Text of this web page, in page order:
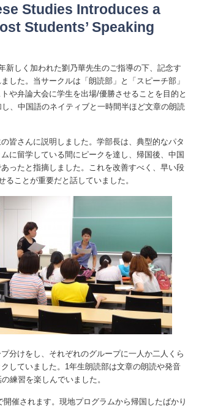
Studies Introduces a
Students’ Speaking
新しく加われた劉乃華先生のご指導の下、記念す
した。当サークルは「朗読部」と「スピーチ部」
や弁論大会に学生を出場/優勝させることを目的と
、中国語のネイティブと一時間半ほど文章の朗読
皆さんに説明しました。学部長は、典型的なパタ
に留学している間にピークを達し、帰国後、中国
ったと指摘しました。これを改善すべく、早い段
ることが重要だと話していました。
分けをし、それぞれのグループに一人か二人くら
していました。1年生朗読部は文章の朗読や発音
練習を楽しんでいました。
催されます。現地プログラムから帰国したばかり